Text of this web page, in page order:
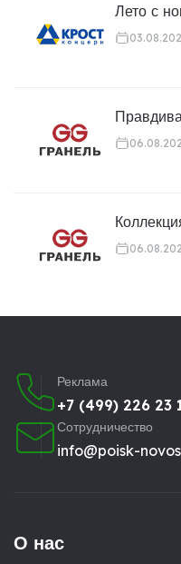
Лето с
Реклама
+7 (499) 226 23
Сотрудничество
info@poisk-
О нас